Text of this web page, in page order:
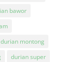
bawor
durian montong
durian super